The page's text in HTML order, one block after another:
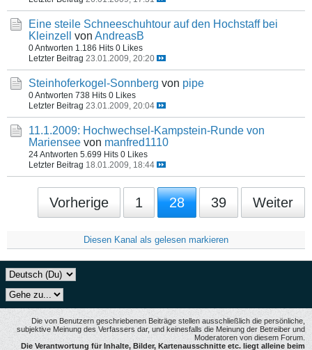
Eine steile Schneeschuhtour auf den Hochstaff bei
Kleinzell
von AndreasB
0 Antworten 1.186 Hits 0 Likes
Letzter Beitrag 23.01.2009, 20:20
Steinhoferkogel-Sonnberg von pipe
0 Antworten 738 Hits 0 Likes
Letzter Beitrag 23.01.2009, 20:04
11.1.2009: Hochwechsel-Kampstein-Runde von
Mariensee von manfred1110
24 Antworten 5.699 Hits 0 Likes
Letzter Beitrag 18.01.2009, 18:44
Vorherige 1 28 39 Weiter
Diesen Kanal als gelesen markieren
Die von Benutzern geschriebenen Beiträge stellen ausschließlich die persönliche,
subjektive Meinung des Verfassers dar, und keinesfalls die Meinung der Betreiber und
Moderatoren von diesem Forum.
Die Verantwortung für Inhalte, Bilder, Kartenausschnitte etc. liegt alleine beim